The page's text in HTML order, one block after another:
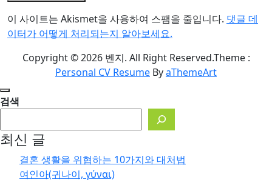
이 사이트는 Akismet을 사용하여 스팸을 줄입니다. 댓글 데
이터가 어떻게 처리되는지 알아보세요.
Copyright © 2026 벤지. All Right Reserved.Theme :
Personal CV Resume ByaThemeArt
검색
최신 글
결혼 생활을 위협하는 10가지와 대처법
여인아(귀나이, γύναι)